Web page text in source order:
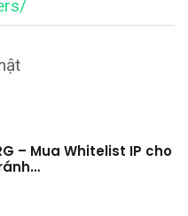
– Mua Whitelist IP cho